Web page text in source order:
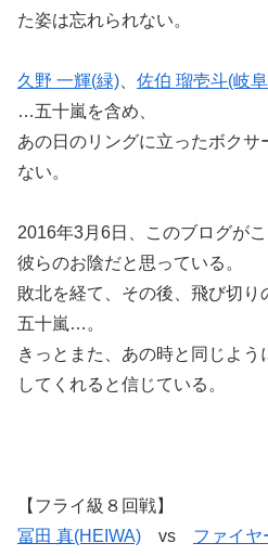
た姿は忘れられない。
久野 一輝(緑) 佐伯 瑠壱斗(岐
…五十嵐を含め、
あの日のリングに立ったボクサ
ない。
2016年3月6日、このブログが
彼らのお陰だと思っている。
敗北を経て、その後、飛び切り
五十嵐…。
きっとまた、あの時と同じよ
してくれると信じている。
【フライ級８回戦】
冨田 真(HEIWA) vs ファイヤ